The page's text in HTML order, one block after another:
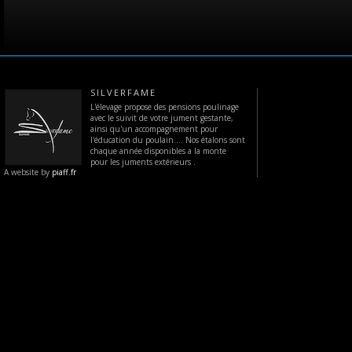
A website by piaff.fr
SILVERFAME
L'élevage propose des pensions poulinage
avec le suivit de votre jument gestante,
ainsi qu'un accompagnement pour
l'éducation du poulain.... Nos étalons sont
chaque année disponibles a la monte
pour les juments extérieurs .